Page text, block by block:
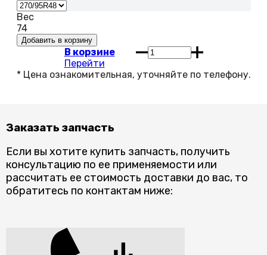
Вес
74
В корзине
Перейти
Заказать запчасть
Если вы хотите купить запчасть, получить
консультацию по ее применяемости или
рассчитать ее стоимость доставки до вас, то
обратитесь по контактам ниже: